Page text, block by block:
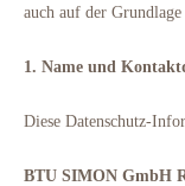
auch auf der
1. Name und
Diese Datenschutz-
BTU SIMON GmbH